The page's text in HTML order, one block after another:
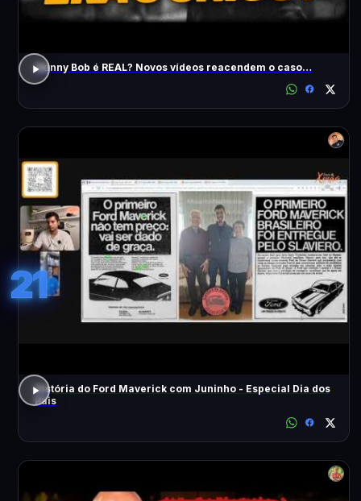
Skinny Bob é REAL? Novos vídeos reacendem o caso…
21
História do Ford Maverick com Juninho - Especial Dia dos
Pais